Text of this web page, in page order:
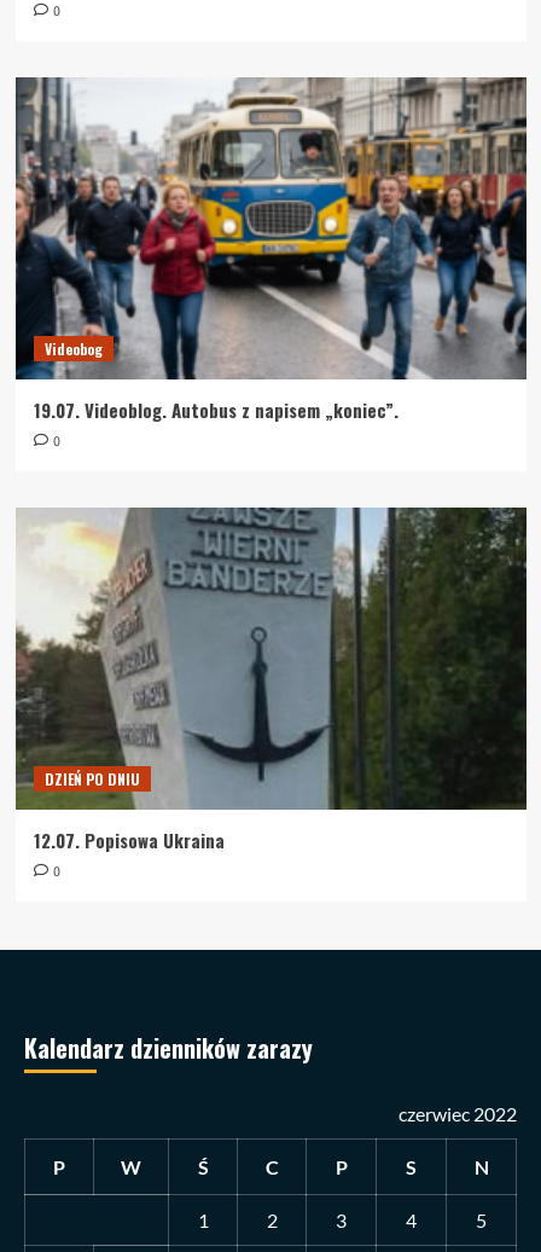
0
Videobog
19.07. Videoblog. Autobus z napisem „koniec”.
0
DZIEŃ PO DNIU
12.07. Popisowa Ukraina
0
Kalendarz dzienników zarazy
czerwiec 2022
P W Ś C P S N
1 2 3 4 5